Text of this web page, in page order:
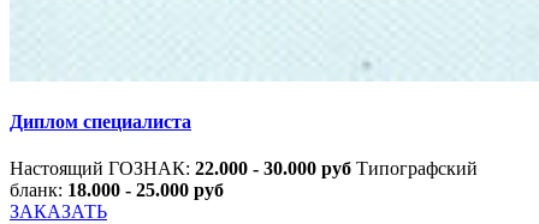
Диплом специалиста
Настоящий ГОЗНАК: 22.000 - 30.000 руб Типографский
бланк: 18.000 - 25.000 руб
ЗАКАЗАТЬ